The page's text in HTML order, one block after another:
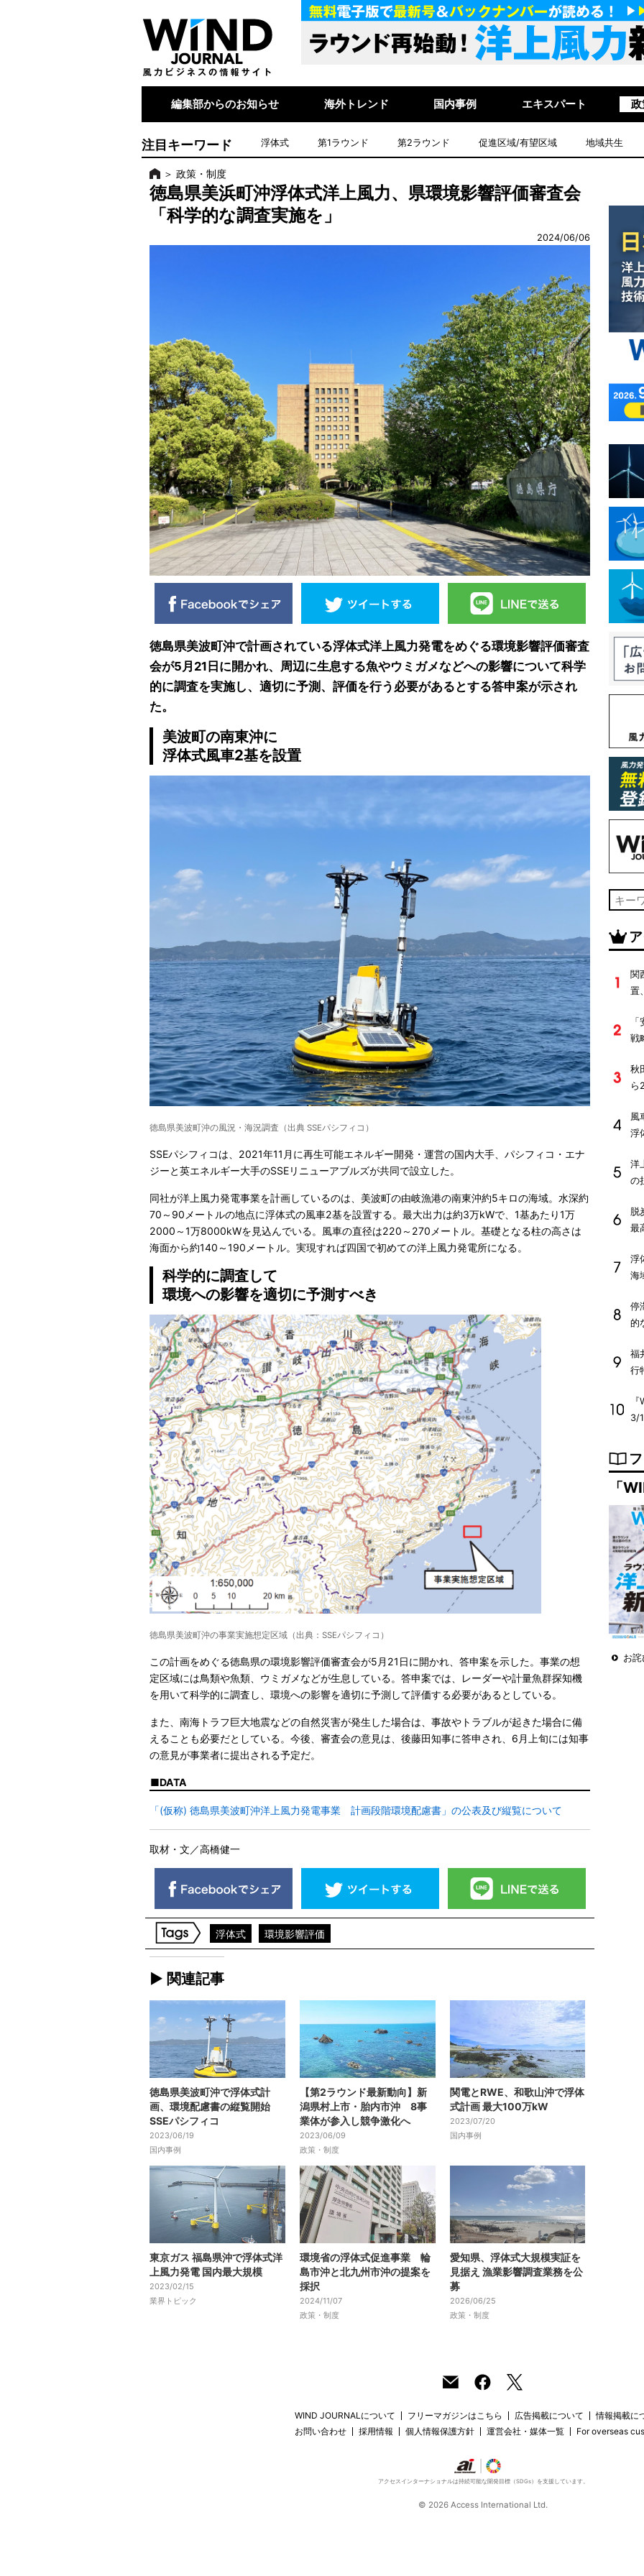
編集部からのお知らせ 海外トレンド 国内事例 エキスパート
注目キーワード 浮体式 第1ラウンド 第2ラウンド 促進区域/有望区域 地域共生
＞政策・制度
徳島県美浜町沖浮体式洋上風力、県環境影響評価審査会
「科学的な調査実施を」
2024/06/06
徳島県美波町沖で計画されている浮体式洋上風力発電をめぐる環境影響評価審査
会が5月21日に開かれ、周辺に生息する魚やウミガメなどへの影響について科学
的に調査を実施し、適切に予測、評価を行う必要があるとする答申案が示され
た。
美波町の南東沖に
浮体式風車2基を設置
徳島県美波町沖の風況・海況調査（出典 SSEパシフィコ）
SSEパシフィコは、2021年11月に再生可能エネルギー開発・運営の国内大手、パシフィコ・エナ
ジーと英エネルギー大手のSSEリニューアブルズが共同で設立した。
同社が洋上風力発電事業を計画しているのは、美波町の由岐漁港の南東沖約5キロの海域。水深約
70～90メートルの地点に浮体式の風車2基を設置する。最大出力は約3万kWで、1基あたり1万
2000～1万8000kWを見込んでいる。風車の直径は220～270メートル。基礎となる柱の高さは
海面から約140～190メートル。実現すれば四国で初めての洋上風力発電所になる。
科学的に調査して
環境への影響を適切に予測すべき
徳島県美波町沖の事業実施想定区域（出典：SSEパシフィコ）
この計画をめぐる徳島県の環境影響評価審査会が5月21日に開かれ、答申案を示した。事業の想
定区域には鳥類や魚類、ウミガメなどが生息している。答申案では、レーダーや計量魚群探知機
を用いて科学的に調査し、環境への影響を適切に予測して評価する必要があるとしている。
また、南海トラフ巨大地震などの自然災害が発生した場合は、事故やトラブルが起きた場合に備
えることも必要だとしている。今後、審査会の意見は、後藤田知事に答申され、6月上旬には知事
の意見が事業者に提出される予定だ。
DATA
「(仮称) 徳島県美波町沖洋上風力発電事業 計画段階環境配慮書」の公表及び縦覧について
取材・文／高橋健一
浮体式 環境影響評価
► 関連記事
徳島県美波町沖で浮体式計
画、環境配慮書の縦覧開始
SSEパシフィコ
2023/06/19
国内事例
【第2ラウンド最新動向】新
潟県村上市・胎内市沖 8事
業体が参入し競争激化へ
2023/06/09
政策・制度
関電とRWE、和歌山沖で浮体
式計画 最大100万kW
2023/07/20
国内事例
東京ガス 福島県沖で浮体式洋
上風力発電 国内最大規模
2023/02/15
業界トピック
環境省の浮体式促進事業 輪
島市沖と北九州市沖の提案を
採択
2024/11/07
政策・制度
愛知県、浮体式大規模実証を
見据え 漁業影響調査業務を公
募
2026/06/25
政策・制度
関
置
戦
秋
ら
風
浮
洋
の
脱
最
浮
海
停
的
福
行
3/
「
お
WIND JOURNALについて フリーマガジンはこちら 広告掲載について
情報掲載に
お問い合わせ
採用情報 個人情報保護方針 運営会社・媒体一覧 For overseas
アクセスインターナショナルは持続可能な開発目標（SDGs）を支援しています。
© 2026 Access International Ltd.